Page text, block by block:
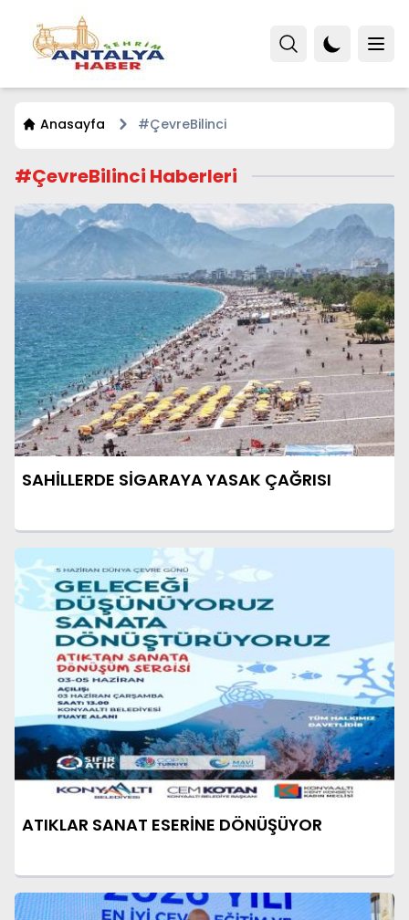
Anasayfa #ÇevreBilinci
#ÇevreBilinci Haberleri
SAHİLLERDE SİGARAYA YASAK ÇAĞRISI
ATIKLAR SANAT ESERİNE DÖNÜŞÜYOR